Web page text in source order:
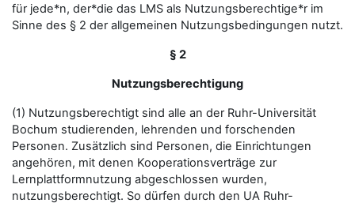
für jede*n, der*die das LMS als Nutzungsberechtige*r im
Sinne des § 2 der allgemeinen Nutzungsbedingungen nutzt.
§ 2
Nutzungsberechtigung
(1) Nutzungsberechtigt sind alle an der Ruhr-Universität
Bochum studierenden, lehrenden und forschenden
Personen. Zusätzlich sind Personen, die Einrichtungen
angehören, mit denen Kooperationsverträge zur
Lernplattformnutzung abgeschlossen wurden,
nutzungsberechtigt. So dürfen durch den UA Ruhr-